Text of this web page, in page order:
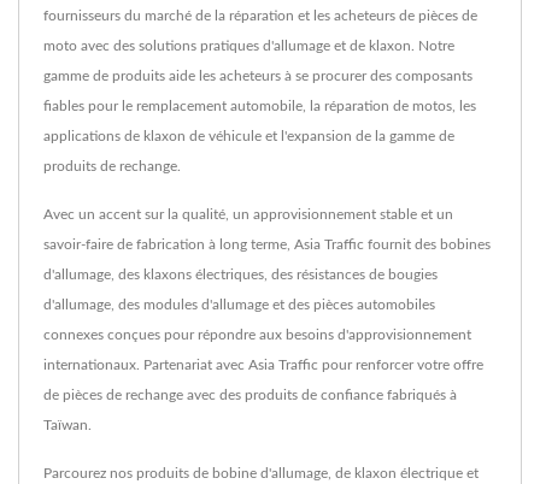
fournisseurs du marché de la réparation et les acheteurs de pièces de
moto avec des solutions pratiques d'allumage et de klaxon. Notre
gamme de produits aide les acheteurs à se procurer des composants
fiables pour le remplacement automobile, la réparation de motos, les
applications de klaxon de véhicule et l'expansion de la gamme de
produits de rechange.
Avec un accent sur la qualité, un approvisionnement stable et un
savoir-faire de fabrication à long terme, Asia Traffic fournit des bobines
d'allumage, des klaxons électriques, des résistances de bougies
d'allumage, des modules d'allumage et des pièces automobiles
connexes conçues pour répondre aux besoins d'approvisionnement
internationaux. Partenariat avec Asia Traffic pour renforcer votre offre
de pièces de rechange avec des produits de confiance fabriqués à
Taïwan.
Parcourez nos produits de bobine d'allumage, de klaxon électrique et